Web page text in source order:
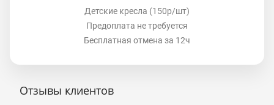
Детские кресла (150р/шт)
Предоплата не требуется
Бесплатная отмена за 12ч
Отзывы клиентов